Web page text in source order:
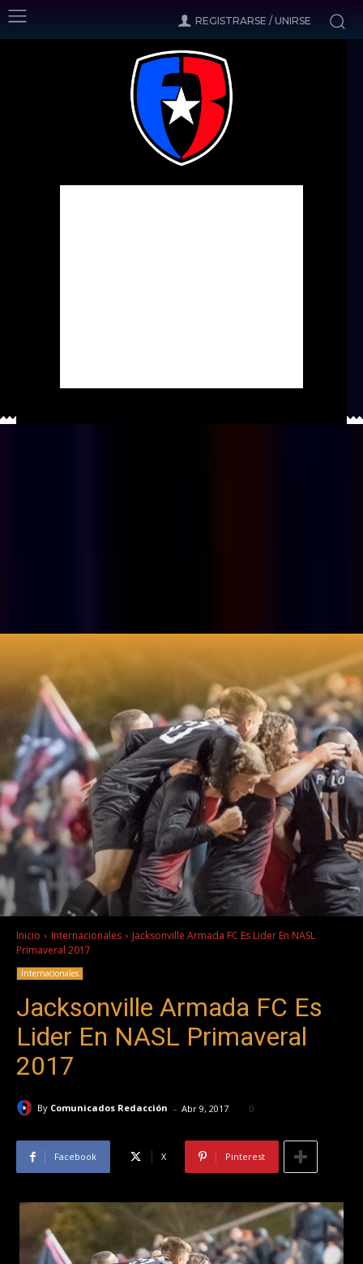
REGISTRARSE / UNIRSE
Inicio Internacionales
Jacksonville Armada FC Es Lider En NASL
Primaveral 2017
Internacionales
Jacksonville Armada FC Es
Lider En NASL Primaveral
2017
By Comunicados Redacción - Abr 9, 2017 0
Facebook X Pinterest